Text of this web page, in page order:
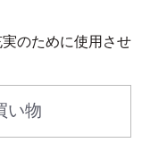
のために使用させ
い物